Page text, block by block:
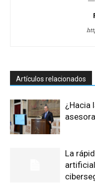
Artículos relacionados
¿Hacia
La